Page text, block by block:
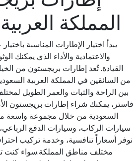
المملكة
يبدأ اختيار الإطارات المناسبة
والاعتمادية والأداء الذي
القيادة. تُعد إطارات بريجستون من
من السائقين في المملكة العربية
بين الراحة والثبات والعمر الطويل
فاستر، يمكنك شراء إطارات بريجستون
السعودية من خلال مجموعة واسعة
سيارات الركاب، وسيارات الدفع
نوفر أسعاراً تنافسية، وخدمة تركيب
مختلف مناطق المملكة.سواء كنت